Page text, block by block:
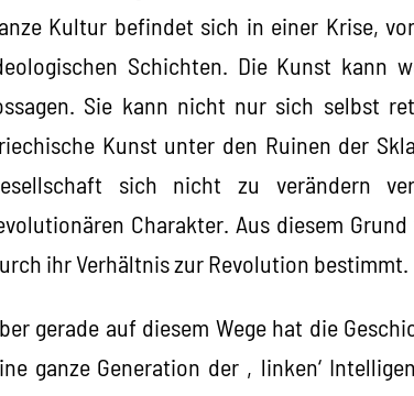
Kultur befindet sich in einer Krise,
Schichten. Die Kunst kann
Sie kann nicht nur sich selbst
Kunst unter den Ruinen der
sich nicht zu verändern
Charakter. Aus diesem
ihr Verhältnis zur Revolution bestimmt.
gerade auf diesem Wege hat die
ganze Generation der ‚linken‘